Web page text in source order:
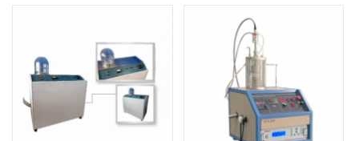
mit Vakuumpumpe
Zielen und
Gasdurchflussregler